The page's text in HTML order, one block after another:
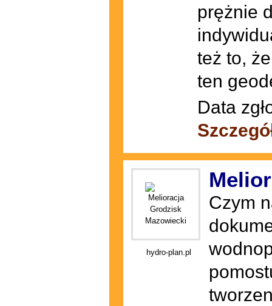
prężnie
też to,
ten
Data
hydro-plan.pl
Czym